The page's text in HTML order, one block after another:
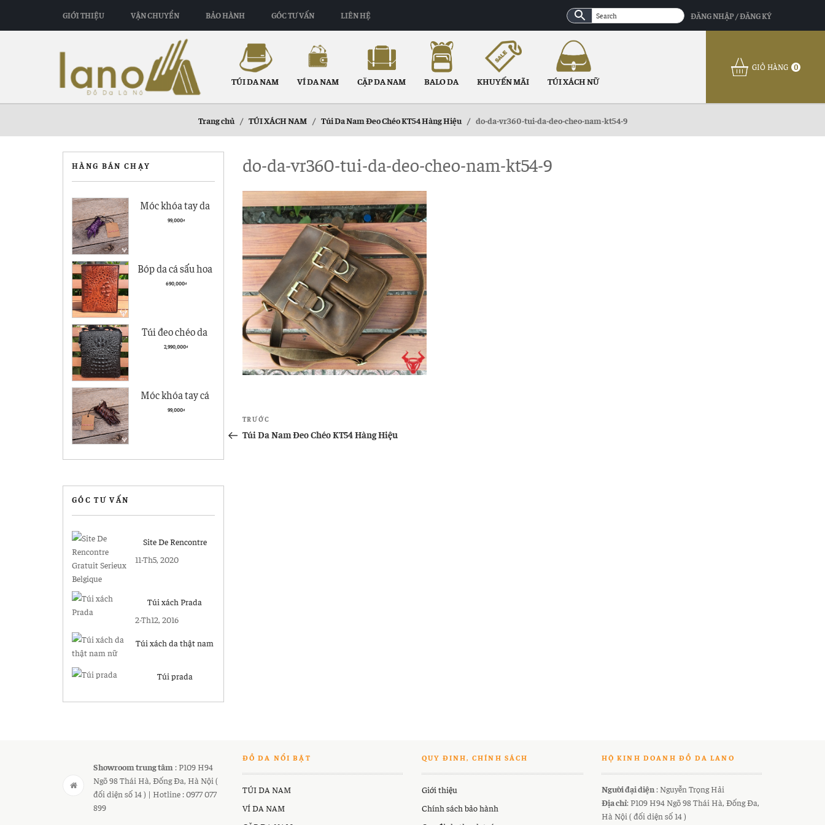
GIỚI THIỆU VẬN CHUYỂN BẢO HÀNH GÓC TƯ VẤN LIÊN HỆ ĐĂNG NHẬP / ĐĂNG KÝ
TÚI DA NAM VÍ DA NAM CẶP DA NAM BALO DA KHUYẾN MÃI TÚI XÁCH NỮ
GIỎ HÀNG 0
Trang chủ / TÚI XÁCH NAM / Túi Da Nam Đeo Chéo KT54 Hàng Hiệu / do-da-vr360-tui-da-deo-cheo-nam-kt54-9
do-da-vr360-tui-da-deo-cheo-nam-kt54-9
Điều
hướng
Bài
cũ
TRƯỚC
Túi Da Nam Đeo Chéo KT54 Hàng Hiệu
HÀNG BÁN CHẠY
Móc khóa tay da
cá sấu giá rẻ MK01
99,000₫
Bóp da cá sấu hoa
cà giá rẻ BCS05
690,000₫
Túi đeo chéo da
nam Vân Cá Sấu
2,990,000₫
Móc khóa tay cá
sấu Hà Nội giá rẻ
99,000₫
GÓC TƯ VẤN
Site De Rencontre
Gratuit Serieux
11-Th5, 2020
Túi xách Prada
2-Th12, 2016
Túi xách da thật nam
Túi prada
Showroom trung tâm : P109 H94
Ngõ 98 Thái Hà, Đống Đa, Hà Nội (
đối diện số 14 ) | Hotline : 0977 077
899
ĐỒ DA NỔI BẬT
TÚI DA NAM
VÍ DA NAM
QUY ĐINH, CHÍNH SÁCH
Giới thiệu
Chính sách bảo hành
HỘ KINH DOANH ĐỒ DA LANO
Người đại diện: Nguyễn Trọng Hải
Địa chỉ: P109 H94 Ngõ 98 Thái Hà, Đống Đa,
Hà Nội ( đối diện số 14 )